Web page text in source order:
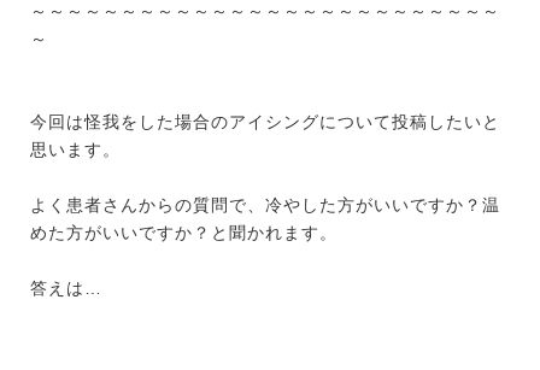
～～～～～～～～～～～～～～～～～～～～～～～～～～
～
今回は怪我をした場合のアイシングについて投稿したいと
思います。
よく患者さんからの質問で、冷やした方がいいですか？温
めた方がいいですか？と聞かれます。
答えは…